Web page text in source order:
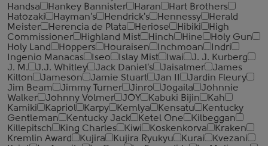
Handsa
Hankey Bannister Haran
Hart Brothers
Hatozaki
Hayman's Hendrick's Hennessy
Herald
Meister
Herencia de Plata Heriose Hibiki
High
Commissioner
Highland Mist Hinch Hine
Holy Gun
Holy Land
Hoppers Houraisen Inchmoan
Indri
Ingenio Manacas
Iseo Islay Mist Iwai
J. J. Kurberg
J. M.
J.J. Whitley Jack Daniel's Jaisalmer
James
Kilton
Jameson Jamie Stuart Jan II
Jardin Fleury
Jim Beam
Jimmy Turner Jinro Jogaila
Johnnie
Walker
Johnny Volmer JOY Kabuki Bijin
Kah
Kamiki
Kapriol Karpy Kemlya Kensatu
Kentucky
Gentleman
Kentucky Jack Ketel One
Kilbeggan
Killepitsch
King Charles Kiwi Koskenkorva
Kraken
Kremlin Award
Kujira Kujira Ryukyu Kurai
Kvezani